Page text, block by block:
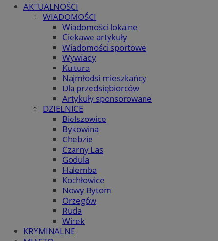
AKTUALNOŚCI
WIADOMOŚCI
Wiadomości lokalne
Ciekawe artykuły
Wiadomości sportowe
Wywiady
Kultura
Najmłodsi mieszkańcy
Dla przedsiębiorców
Artykuły sponsorowane
DZIELNICE
Bielszowice
Bykowina
Chebzie
Czarny Las
Godula
Halemba
Kochłowice
Nowy Bytom
Orzegów
Ruda
Wirek
KRYMINALNE